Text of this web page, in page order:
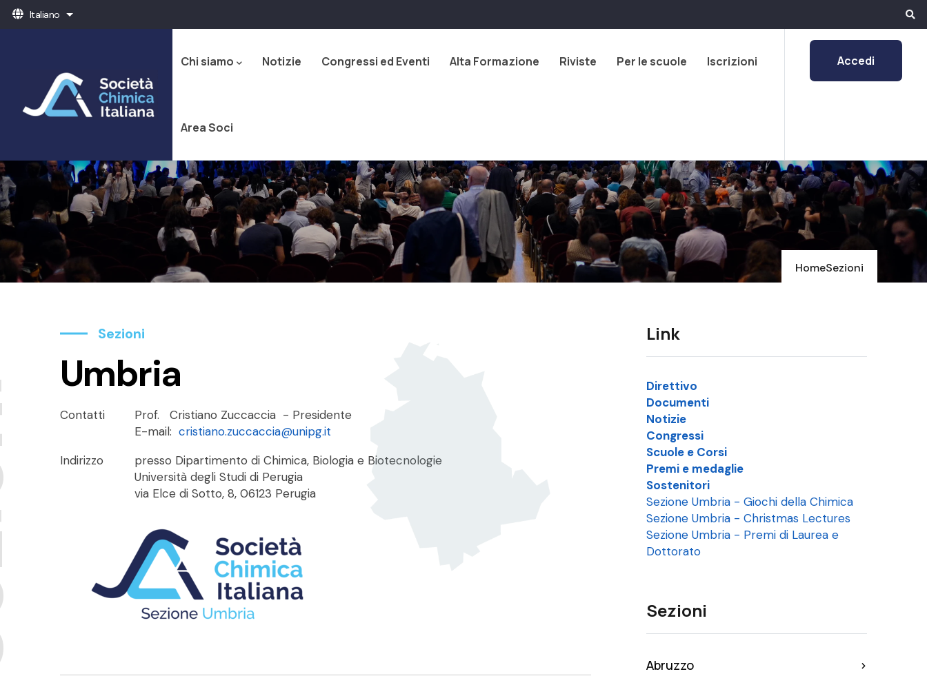
Salta Italiano Mostra ulteriori azioni
principale
Chi siamo Notizie Congressi ed Eventi Alta Formazione Riviste Per le scuole Iscrizioni
Area Soci
Accedi
HomeSezioni
Sezioni
Umbria
Contatti
Prof. Cristiano Zuccaccia - Presidente
E-mail: cristiano.zuccaccia@unipg.it
Indirizzo
presso Dipartimento di Chimica, Biologia e Biotecnologie
Università degli Studi di Perugia
via Elce di Sotto, 8, 06123 Perugia
Link
Direttivo
Documenti
Notizie
Congressi
Scuole e Corsi
Premi e medaglie
Sostenitori
Sezione Umbria - Giochi della Chimica
Sezione Umbria - Christmas Lectures
Sezione Umbria - Premi di Laurea e
Dottorato
Sezioni
Abruzzo